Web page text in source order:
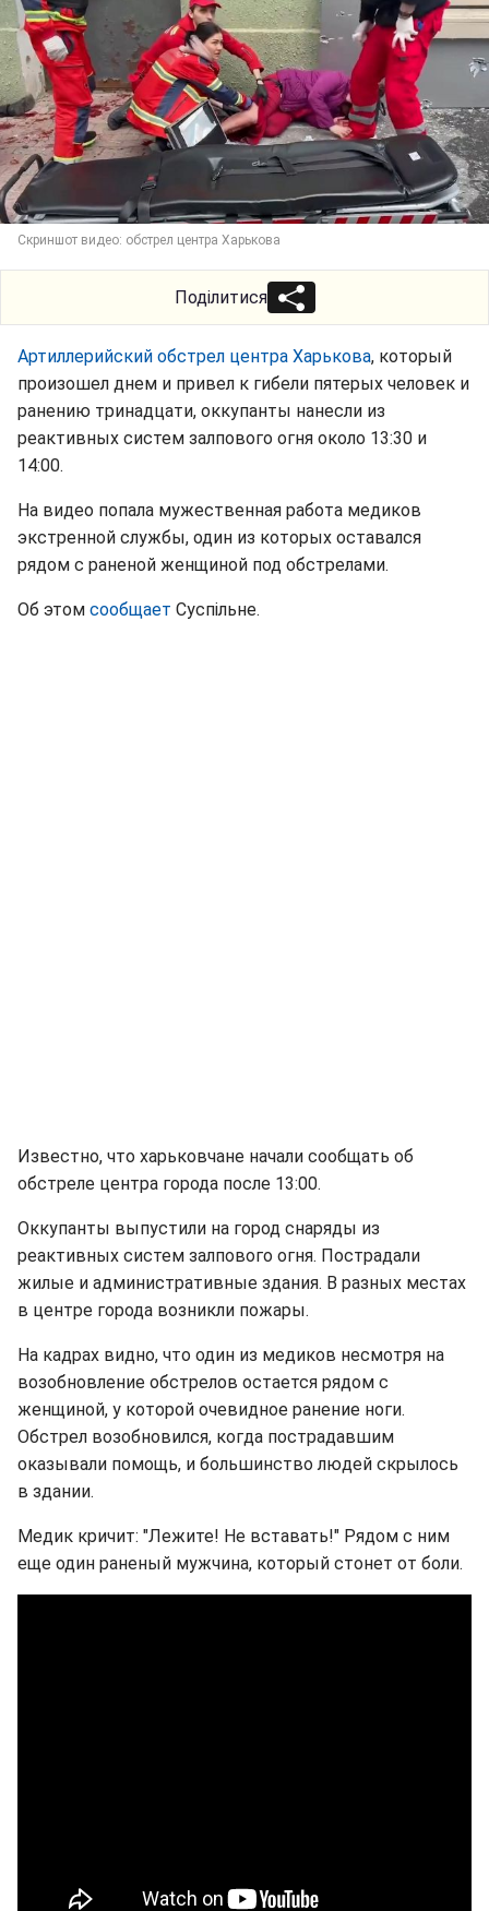
Скриншот видео: обстрел центра Харькова
Поділитися
Артиллерийский обстрел центра Харькова, который
произошел днем и привел к гибели пятерых человек и
ранению тринадцати, оккупанты нанесли из
реактивных систем залпового огня около 13:30 и
14:00.
На видео попала мужественная работа медиков
экстренной службы, один из которых оставался
рядом с раненой женщиной под обстрелами.
Об этом сообщает Суспільне.
Известно, что харьковчане начали сообщать об
обстреле центра города после 13:00.
Оккупанты выпустили на город снаряды из
реактивных систем залпового огня. Пострадали
жилые и административные здания. В разных местах
в центре города возникли пожары.
На кадрах видно, что один из медиков несмотря на
возобновление обстрелов остается рядом с
женщиной, у которой очевидное ранение ноги.
Обстрел возобновился, когда пострадавшим
оказывали помощь, и большинство людей скрылось
в здании.
Медик кричит: "Лежите! Не вставать!" Рядом с ним
еще один раненый мужчина, который стонет от боли.